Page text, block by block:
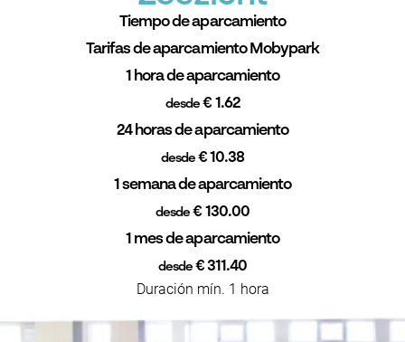
Tiempo de aparcamiento
Tarifas de aparcamiento Mobypark
1 hora de aparcamiento
desde € 1.62
24 horas de aparcamiento
desde€ 10.38
1 semana de aparcamiento
desde € 130.00
1 mes de aparcamiento
desde€ 311.40
Duración mín. 1 hora